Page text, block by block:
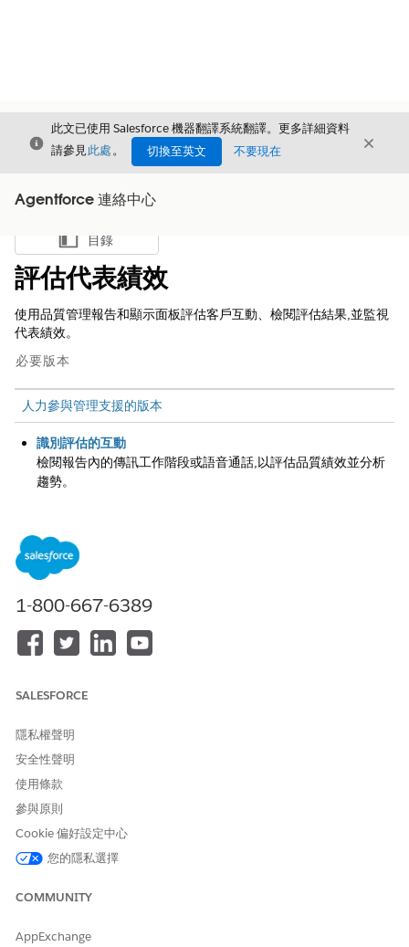
結束
此文已使用 Salesforce 機器翻譯系統翻譯。更多詳細資料
請參見此處。 切換至英文 不要現在 結束
Agentforce 連絡中心
顯示目錄
目錄
評估代表績效
使用品質管理報告和顯示面板評估客戶互動、檢閱評估結果,並監視
代表績效。
必要版本
人力參與管理支援的版本
識別評估的互動
檢閱報告內的傳訊工作階段或語音通話,以評估品質績效並分析
趨勢。
最終的品質評分百分比。
檢閱代表績效 (代表檢視)
服務代表可以在個別記錄上檢視自己的評分,以瞭解其績效回饋
檢閱小組績效 (上司檢視)
1-800-667-6389
SALESFORCE
隱私權聲明
安全性聲明
使用條款
參與原則
Cookie 偏好設定中心
您的隱私選擇
COMMUNITY
AppExchange